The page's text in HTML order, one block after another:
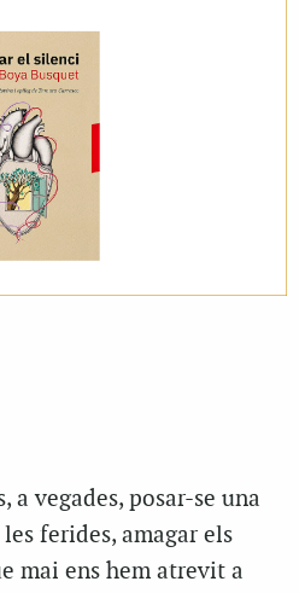
a vegades, posar-se una
ferides, amagar els
mai ens hem atrevit a